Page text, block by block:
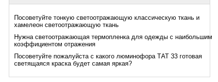
Посоветуйте тонкую светоотражающую классическую ткань и
хамелеон светоотражающую ткань
Нужна светоотражающая термопленка для одежды с наибольшим
коэффициентом отражения
Посоветуйте пожалуйста с какого люминофора ТАТ 33 готовая
светящаяся краска будет самая яркая?